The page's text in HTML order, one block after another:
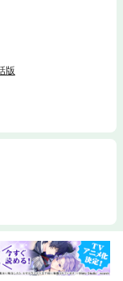
るまでトロトロに溶
）【関連ワード】B
ンデレ イケメン
版